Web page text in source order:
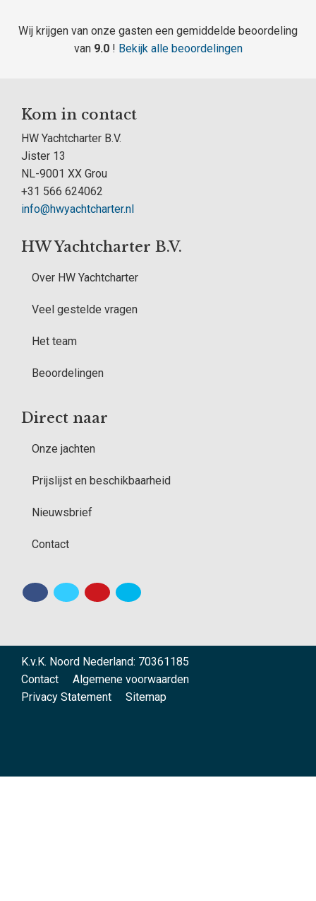
Wij krijgen van onze gasten een gemiddelde beoordeling
van 9.0 ! Bekijk alle beoordelingen
Kom in contact
HW Yachtcharter B.V.
Jister 13
NL-9001 XX Grou
+31 566 624062
info@hwyachtcharter.nl
HW Yachtcharter B.V.
Over HW Yachtcharter
Veel gestelde vragen
Het team
Beoordelingen
Direct naar
Onze jachten
Prijslijst en beschikbaarheid
Nieuwsbrief
Contact
K.v.K. Noord Nederland: 70361185
Contact
Algemene voorwaarden
Privacy Statement
Sitemap